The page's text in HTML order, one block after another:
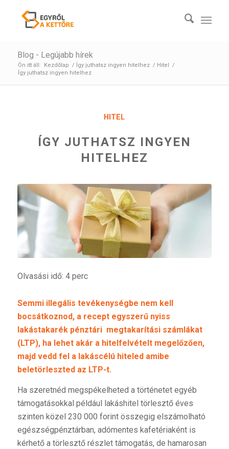
Blog - Legújabb hírek
Ön itt áll: Kezdőlap / Így juthatsz ingyen hitelhez / Hitel /
Így juthatsz ingyen hitelhez
HITEL
ÍGY JUTHATSZ INGYEN
HITELHEZ
Olvasási idő: 4 perc
Semmi illegális tevékenységbe nem kell
bocsátkoznod, a recept egyszerű nyiss
lakástakarék pénztári megtakarítási számlákat
(LTP), ha lehet akár a hitelfelvételt megelőzően,
majd vedd fel a lakáscélú hiteled amibe
beletörleszted az LTP-t.
Ha szeretnéd megspékelheted a történetet egyéb
támogatásokkal például lakáshitel törlesztő éves
szinten közel 230 000 forint összegig elszámolható
egészségpénztárban, adómentes kafetériaként is
kérhető a törlesztő részlet támogatás, de hamarosan